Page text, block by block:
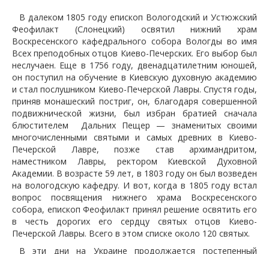
В далеком 1805 году епископ Вологодский и Устюжский
Феофилакт (Слонецкий) освятил нижний храм
Воскресенского кафедрального собора Вологды во имя
Всех преподобных отцов Киево-Печерских. Его выбор был
неслучаен. Еще в 1756 году, двенадцатилетним юношей,
он поступил на обучение в Киевскую духовную академию
и стал послушником Киево-Печерской Лавры. Спустя годы,
приняв монашеский постриг, он, благодаря совершенной
подвижнической жизни, был избран братией сначала
блюстителем Дальних Пещер — знаменитых своими
многочисленными святыми и самых древних в Киево-
Печерской Лавре, позже став архимандритом,
наместником Лавры, ректором Киевской Духовной
Академии. В возрасте 59 лет, в 1803 году он был возведен
на вологодскую кафедру. И вот, когда в 1805 году встал
вопрос посвящения нижнего храма Воскресенского
собора, епископ Феофилакт принял решение освятить его
в честь дорогих его сердцу святых отцов Киево-
Печерской Лавры. Всего в этом списке около 120 святых.
В эти дни на Украине продолжается постепенный